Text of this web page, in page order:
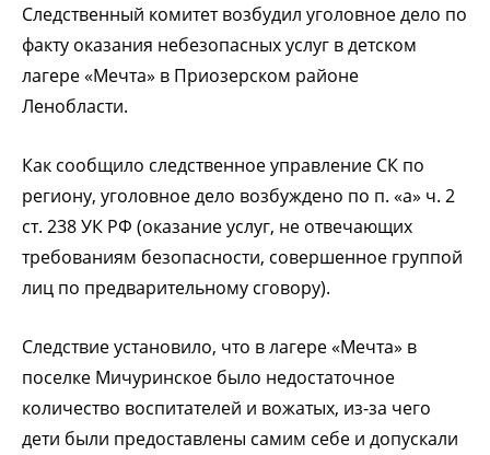
Следственный комитет возбудил уголовное дело по
факту оказания небезопасных услуг в детском
лагере «Мечта» в Приозерском районе
Ленобласти.
Как сообщило следственное управление СК по
региону, уголовное дело возбуждено по п. «а» ч. 2
ст. 238 УК РФ (оказание услуг, не отвечающих
требованиям безопасности, совершенное группой
лиц по предварительному сговору).
Следствие установило, что в лагере «Мечта» в
поселке Мичуринское было недостаточное
количество воспитателей и вожатых, из-за чего
дети были предоставлены самим себе и допускали